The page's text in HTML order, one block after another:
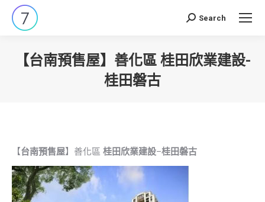
Search:
Search
【台南預售屋】善化區 桂田欣業建設-
桂田磐古
【台南預售屋】善化區 桂田欣業建設–桂田磐古